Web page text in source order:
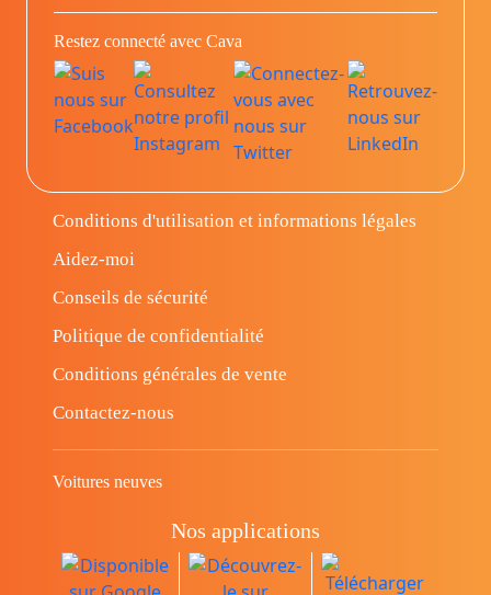
Restez connecté avec Cava
Conditions d'utilisation et informations légales
Aidez-moi
Conseils de sécurité
Politique de confidentialité
Conditions générales de vente
Contactez-nous
Voitures neuves
Nos applications